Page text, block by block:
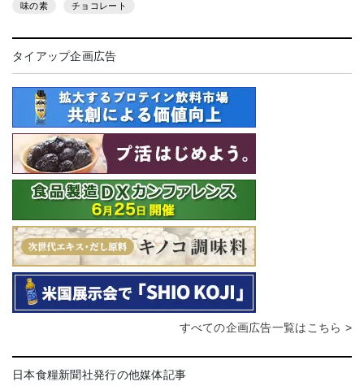
味の素 チョコレート
タイアップ企画広告
すべての企画広告一覧はこちら >
日本食糧新聞社発行の他媒体記事